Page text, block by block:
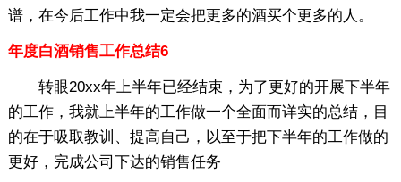
谱，在今后工作中我一定会把更多的酒买个更多的人。
年度白酒销售工作总结6
转眼20xx年上半年已经结束，为了更好的开展下半年
的工作，我就上半年的工作做一个全面而详实的总结，目
的在于吸取教训、提高自己，以至于把下半年的工作做的
更好，完成公司下达的销售任务